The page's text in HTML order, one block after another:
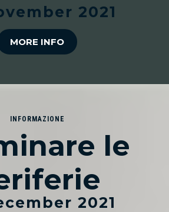
2021
MORE INFO
INFORMAZIONE
le
2021